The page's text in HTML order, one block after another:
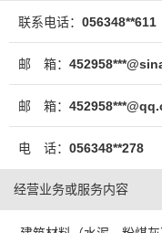
联系电话： 056348**611
邮 箱：
邮 箱：
电 话： 056348**278
经营业务或服务内容